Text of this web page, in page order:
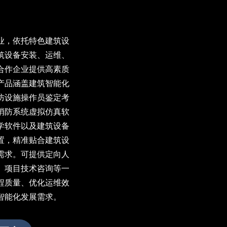
，依托特色建筑设
备安装、运维、
作企业提供高素质
品涵盖建筑智能化
设施操作员鉴定考
防系统虚拟仿真软
软件以及建筑设备
，精准贴合建筑设
求。可提供定向人
项目技术咨询等一
质量、优化运维效
化发展需求。